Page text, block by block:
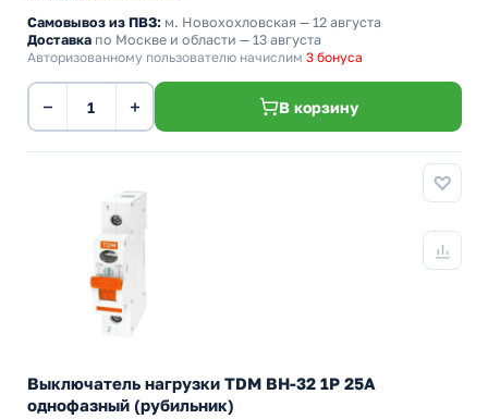
Самовывоз из ПВЗ: м. Новохохловская — 12 августа
Доставка по Москве и области — 13 августа
Авторизованному пользователю начислим 3 бонуса
− + В корзину
Выключатель нагрузки TDM ВН-32 1P 25A
однофазный (рубильник)